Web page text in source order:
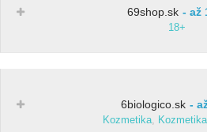
69shop.sk až
18+
6biologico.sk
Kozmetika,